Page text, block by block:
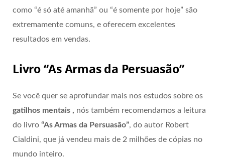
como “é só até amanhã” ou “é somente por hoje” são
extremamente comuns, e oferecem excelentes
resultados em vendas.
Livro “As Armas da Persuasão”
Se você quer se aprofundar mais nos estudos sobre os
gatilhos mentais , nós também recomendamos a leitura
do livro “As Armas da Persuasão”, do autor Robert
Cialdini, que já vendeu mais de 2 milhões de cópias no
mundo inteiro.